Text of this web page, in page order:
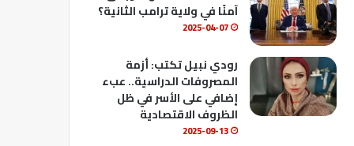
b
e
آمنًا في ولاية ترامب الثانية؟
2025-04-07
رودي نبيل تكتب: أزمة
المصروفات الدراسية.. عبء
إضافي على الأسر في ظل
الظروف الاقتصادية
2025-09-13